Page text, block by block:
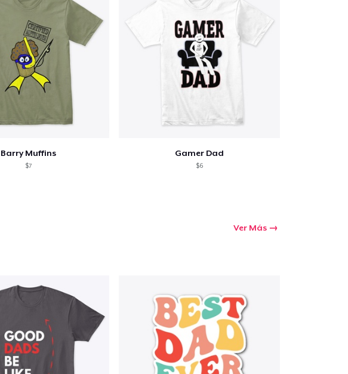
Barry Muffins
$7
Gamer Dad
$6
Ver Más
Seguir comprando